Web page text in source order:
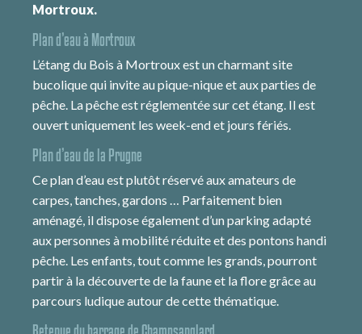
Mortroux.
Plan d’eau à Mortroux
L’étang du Bois à Mortroux est un charmant site
bucolique qui invite au pique-nique et aux parties de
pêche. La pêche est réglementée sur cet étang. Il est
ouvert uniquement les week-end et jours fériés.
Plan d’eau de la Prugne
Ce plan d’eau est plutôt réservé aux amateurs de
carpes, tanches, gardons … Parfaitement bien
aménagé, il dispose également d’un parking adapté
aux personnes à mobilité réduite et des pontons handi
pêche. Les enfants, tout comme les grands, pourront
partir à la découverte de la faune et la flore grâce au
parcours ludique autour de cette thématique.